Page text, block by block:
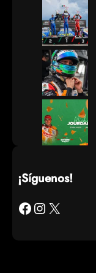
¡Síguenos!
Facebook Instagram X